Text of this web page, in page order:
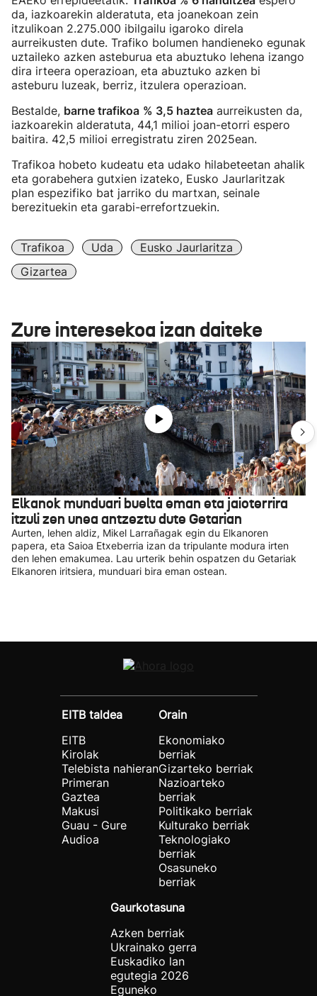
da, iazkoarekin alderatuta, eta joanekoan zein
itzulikoan 2.275.000 ibilgailu igaroko direla
aurreikusten dute. Trafiko bolumen handieneko egunak
uztaileko azken asteburua eta abuztuko lehena izango
dira irteera operazioan, eta abuztuko azken bi
asteburu luzeak, berriz, itzulera operazioan.
Bestalde, barne trafikoa % 3,5 haztea aurreikusten da,
iazkoarekin alderatuta, 44,1 milioi joan-etorri espero
baitira. 42,5 milioi erregistratu ziren 2025ean.
Trafikoa hobeto kudeatu eta udako hilabeteetan ahalik
eta gorabehera gutxien izateko, Eusko Jaurlaritzak
plan espezifiko bat jarriko du martxan, seinale
berezituekin eta garabi-errefortzuekin.
Trafikoa Uda
Eusko Jaurlaritza
Gizartea
Zure interesekoa izan daiteke
Elkanok munduari buelta eman eta jaioterrira
itzuli zen unea antzeztu dute Getarian
Aurten, lehen aldiz, Mikel Larrañagak egin du Elkanoren
papera, eta Saioa Etxeberria izan da tripulante modura irten
den lehen emakumea. Lau urterik behin ospatzen du Getariak
Elkanoren iritsiera, munduari bira eman ostean.
EITB taldea
EITB
Kirolak
Telebista nahieran
Primeran
Gaztea
Makusi
Guau - Gure
Audioa
Orain
Ekonomiako
berriak
Gizarteko berriak
Nazioarteko
berriak
Politikako berriak
Kulturako berriak
Teknologiako
berriak
Osasuneko
berriak
Gaurkotasuna
Azken berriak
Ukrainako gerra
Euskadiko lan
egutegia 2026
Eguneko